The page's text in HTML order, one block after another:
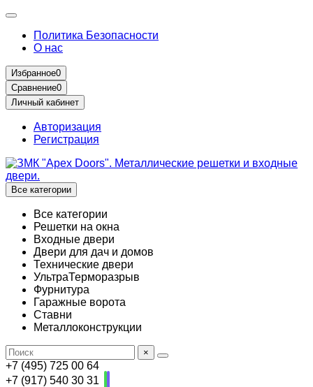
Политика Безопасности
О нас
Избранное0
Сравнение0
Личный кабинет
Авторизация
Регистрация
Все категории
Все категории
Решетки на окна
Входные двери
Двери для дач и домов
Технические двери
УльтраТерморазрыв
Фурнитура
Гаражные ворота
Ставни
Металлоконструкции
×
+7 (495) 725 00 64
+7 (917) 540 30 31